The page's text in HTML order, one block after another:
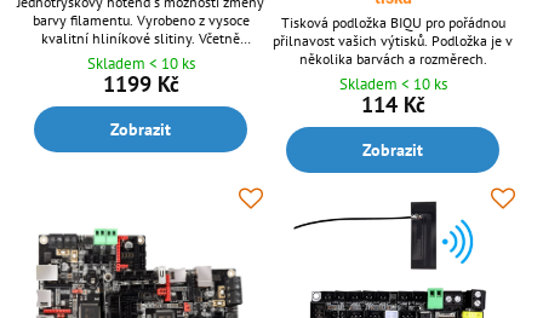
barvy filamentu. Vyrobeno z vysoce
kvalitní hliníkové slitiny. Včetně
topného tělesa, termistoru a ventilátoru.
Napětí dle volby 12 V nebo 24 V. Barva
dle volby červená nebo černá.
Skladem < 10 ks
1199 Kč
Zobrazit
Tisková podložka BIQU pro pořádnou
přilnavost vašich výtisků. Podložka je v
několika barvách a rozměrech.
Skladem < 10 ks
114 Kč
Zobrazit